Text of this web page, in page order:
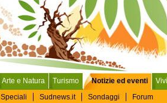
Arte e Natura Turismo
Notizie ed eventi
Speciali Sudnews.it Sondaggi Forum